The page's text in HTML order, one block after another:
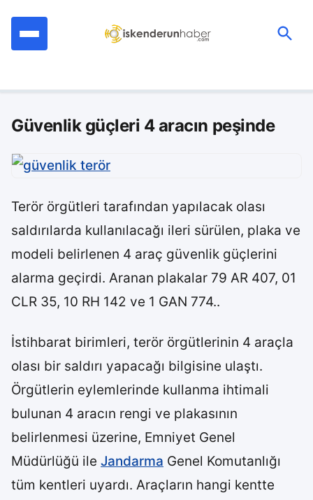
Güvenlik güçleri 4 aracın peşinde
Terör örgütleri tarafından yapılacak olası
saldırılarda kullanılacağı ileri sürülen, plaka ve
modeli belirlenen 4 araç güvenlik güçlerini
alarma geçirdi. Aranan plakalar 79 AR 407, 01
CLR 35, 10 RH 142 ve 1 GAN 774..
İstihbarat birimleri, terör örgütlerinin 4 araçla
olası bir saldırı yapacağı bilgisine ulaştı.
Örgütlerin eylemlerinde kullanma ihtimali
bulunan 4 aracın rengi ve plakasının
belirlenmesi üzerine, Emniyet Genel
Müdürlüğü ile Jandarma Genel Komutanlığı
tüm kentleri uyardı. Araçların hangi kentte